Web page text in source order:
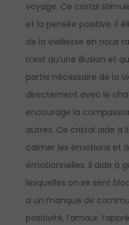
voyage. Ce cristal
et la pensée positive. Il
de la vieillesse en nous
n’est qu’une illusion et
partie nécessaire de la
directement avec le
encourage la
autres. Ce cristal aide à
calmer les émotions et
émotionnelles. Il aide à
lesquelles on se sent
a un manque de
positivité, l’amour,